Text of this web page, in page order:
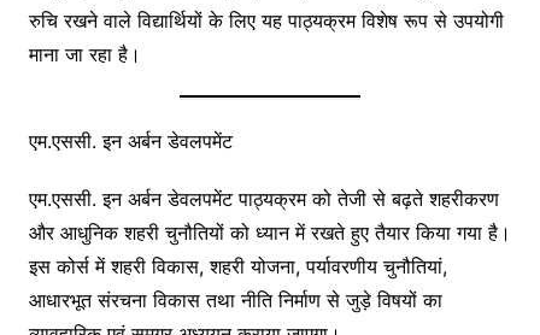
रुचि रखने वाले विद्यार्थियों के लिए यह पाठ्यक्रम विशेष रूप से उपयोगी
माना जा रहा है।
एम.एससी. इन अर्बन डेवलपमेंट
एम.एससी. इन अर्बन डेवलपमेंट पाठ्यक्रम को तेजी से बढ़ते शहरीकरण
और आधुनिक शहरी चुनौतियों को ध्यान में रखते हुए तैयार किया गया है।
इस कोर्स में शहरी विकास, शहरी योजना, पर्यावरणीय चुनौतियां,
आधारभूत संरचना विकास तथा नीति निर्माण से जुड़े विषयों का